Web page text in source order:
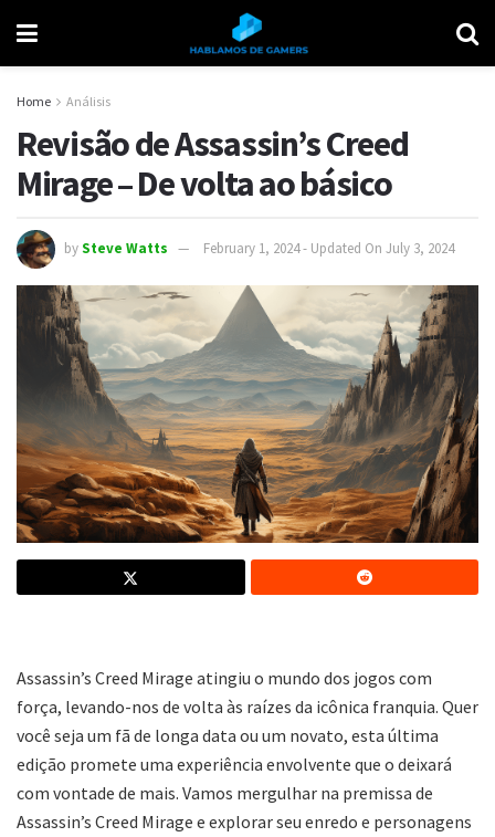
Home Análisis
Revisão de Assassin’s Creed
Mirage – De volta ao básico
bySteve Watts February 1, 2024 - Updated On July 3, 2024
Assassin’s Creed Mirage atingiu o mundo dos jogos com
força, levando-nos de volta às raízes da icônica franquia. Quer
você seja um fã de longa data ou um novato, esta última
edição promete uma experiência envolvente que o deixará
com vontade de mais. Vamos mergulhar na premissa de
Assassin’s Creed Mirage e explorar seu enredo e personagens